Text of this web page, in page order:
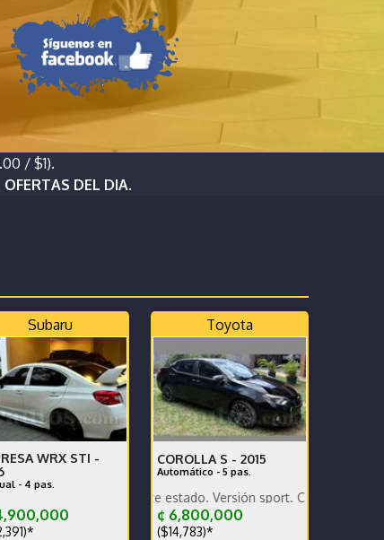
/ $1).
OFERTAS DEL DIA.
Caja en perfecto estado
Subaru
WRX STI -
- 4 pas.
Toyota
COROLLA S - 2015
Automático - 5 pas.
en excelente estado. Versión sport. Caja sétima
¢ 6,800,000
($14,783)*